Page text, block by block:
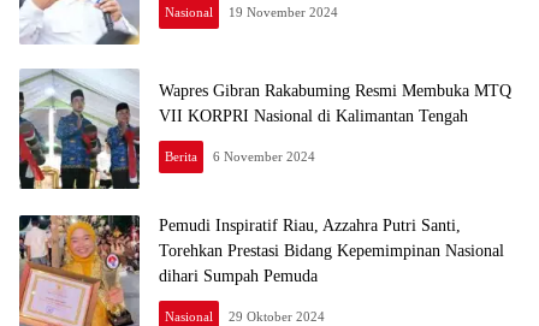
Nasional 19 November 2024
Wapres Gibran Rakabuming Resmi Membuka MTQ
VII KORPRI Nasional di Kalimantan Tengah
Berita 6 November 2024
Pemudi Inspiratif Riau, Azzahra Putri Santi,
Torehkan Prestasi Bidang Kepemimpinan Nasional
dihari Sumpah Pemuda
Nasional 29 Oktober 2024